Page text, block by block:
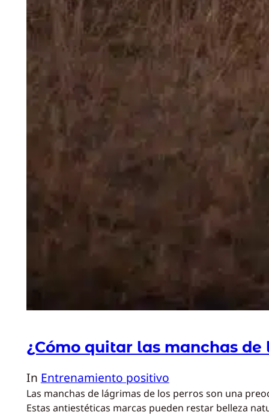
¿Cómo quitar las manchas
In Entrenamiento positivo
Las manchas de lágrimas de los perros son una
Estas antiestéticas marcas pueden restar belleza